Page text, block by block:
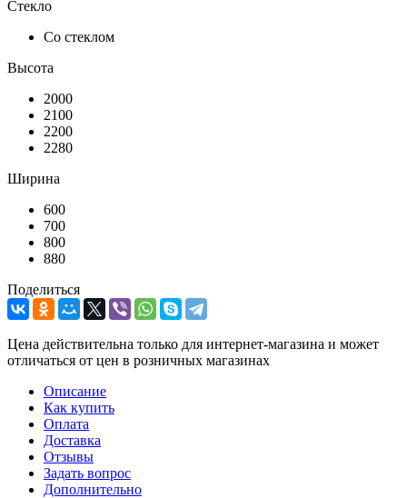
Стекло
Со стеклом
Высота
2000
2100
2200
2280
Ширина
600
700
800
880
Поделиться
Цена действительна только для интернет-магазина и может
отличаться от цен в розничных магазинах
Описание
Как купить
Оплата
Доставка
Отзывы
Задать вопрос
Дополнительно